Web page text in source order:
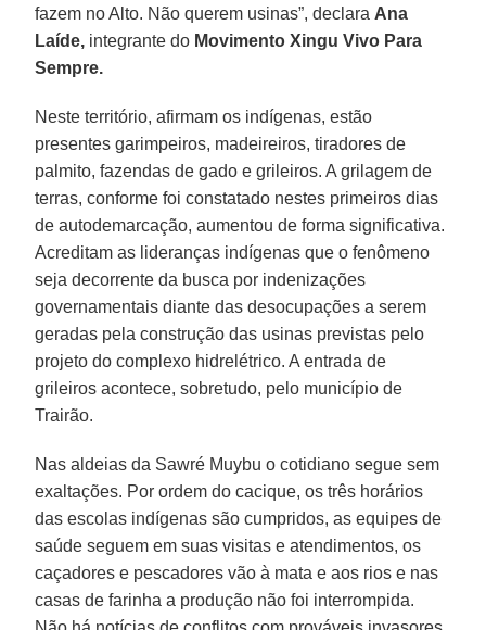
fazem no Alto. Não querem usinas”, declara Ana
Laíde, integrante do Movimento Xingu Vivo Para
Sempre.
Neste território, afirmam os indígenas, estão
presentes garimpeiros, madeireiros, tiradores de
palmito, fazendas de gado e grileiros. A grilagem de
terras, conforme foi constatado nestes primeiros dias
de autodemarcação, aumentou de forma significativa.
Acreditam as lideranças indígenas que o fenômeno
seja decorrente da busca por indenizações
governamentais diante das desocupações a serem
geradas pela construção das usinas previstas pelo
projeto do complexo hidrelétrico. A entrada de
grileiros acontece, sobretudo, pelo município de
Trairão.
Nas aldeias da Sawré Muybu o cotidiano segue sem
exaltações. Por ordem do cacique, os três horários
das escolas indígenas são cumpridos, as equipes de
saúde seguem em suas visitas e atendimentos, os
caçadores e pescadores vão à mata e aos rios e nas
casas de farinha a produção não foi interrompida.